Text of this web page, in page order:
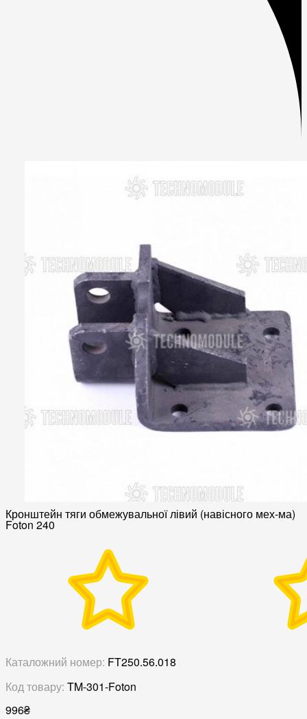
Кронштейн тяги обмежувальної лівий (навісного мех-ма)
Foton 240
Каталожний номер: FT250.56.018
Код товару: TM-301-Foton
996₴